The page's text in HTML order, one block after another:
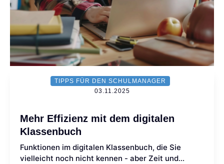
TIPPS FÜR DEN SCHULMANAGER
03.11.2025
Mehr Effizienz mit dem digitalen
Klassenbuch
Funktionen im digitalen Klassenbuch, die Sie
vielleicht noch nicht kennen - aber Zeit und